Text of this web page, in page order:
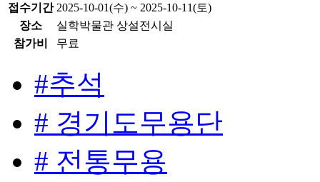
접수기간 2025-10-01(수) ~ 2025-10-11(토)
장소
실학박물관 상설전시실
참가비
무료
#추석
# 경기도무용단
# 전통무용